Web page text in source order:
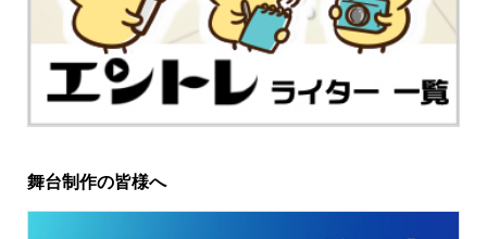
舞台制作の皆様へ